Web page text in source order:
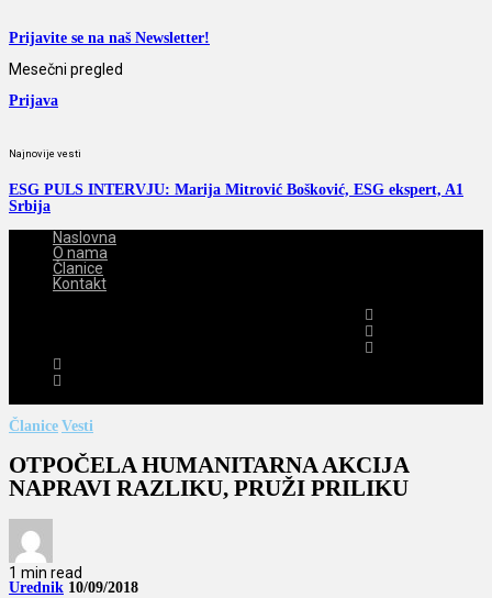
Prijavite se na naš Newsletter!
Mesečni pregled
Prijava
Najnovije vesti
ESG PULS INTERVJU: Marija Mitrović Bošković, ESG ekspert, A1
Srbija
Naslovna
O nama
Članice
Kontakt
Članice Vesti
OTPOČELA HUMANITARNA AKCIJA
NAPRAVI RAZLIKU, PRUŽI PRILIKU
1 min read
Urednik 10/09/2018